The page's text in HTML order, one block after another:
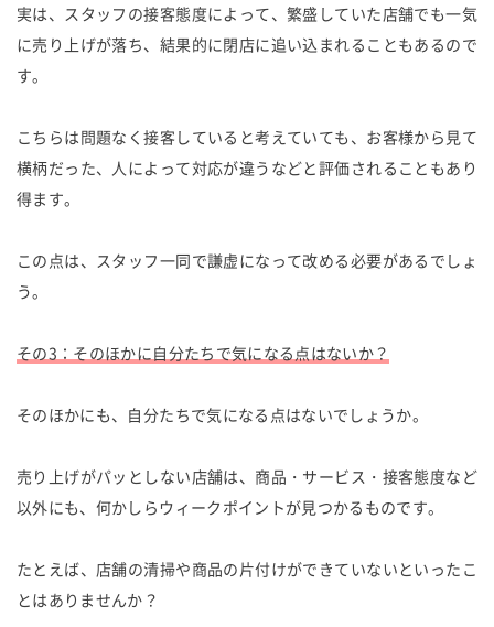
実は、スタッフの接客態度によって、繁盛していた店舗でも一気
に売り上げが落ち、結果的に閉店に追い込まれることもあるので
す。
こちらは問題なく接客していると考えていても、お客様から見て
横柄だった、人によって対応が違うなどと評価されることもあり
得ます。
この点は、スタッフ一同で謙虚になって改める必要があるでしょ
う。
その3：そのほかに自分たちで気になる点はないか？
そのほかにも、自分たちで気になる点はないでしょうか。
売り上げがパッとしない店舗は、商品・サービス・接客態度など
以外にも、何かしらウィークポイントが見つかるものです。
たとえば、店舗の清掃や商品の片付けができていないといったこ
とはありませんか？